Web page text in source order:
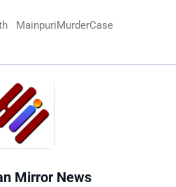
MainpuriMurderCase
Mirror News